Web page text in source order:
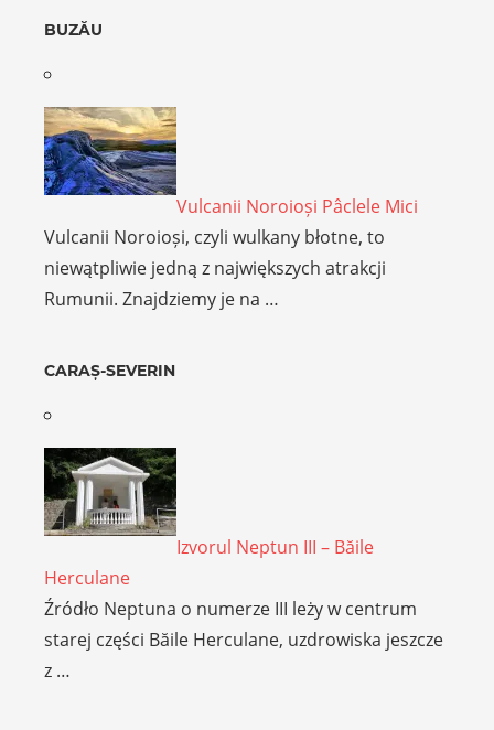
BUZĂU
Vulcanii Noroioși Pâclele Mici
Vulcanii Noroioși, czyli wulkany błotne, to
niewątpliwie jedną z największych atrakcji
Rumunii. Znajdziemy je na …
CARAȘ-SEVERIN
Izvorul Neptun III – Băile
Herculane
Źródło Neptuna o numerze III leży w centrum
starej części Băile Herculane, uzdrowiska jeszcze
z …